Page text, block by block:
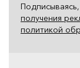
получения
политикой